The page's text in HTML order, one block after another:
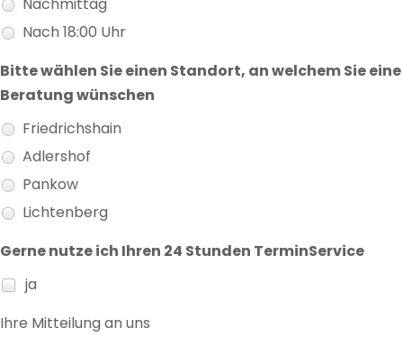
Nach 18:00 Uhr
Bitte wählen Sie einen Standort, an welchem Sie eine
Beratung wünschen
Friedrichshain
Adlershof
Pankow
Lichtenberg
Gerne nutze ich Ihren 24 Stunden TerminService
ja
Ihre Mitteilung an uns